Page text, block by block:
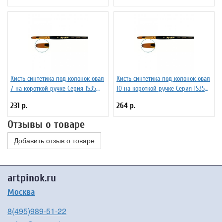
Кисть синтетика под колонок овал
7 на короткой ручке Серия 1S35
231 р.
Кисть синтетика под колонок овал
10 на короткой ручке Серия 1S35
264 р.
Отзывы о товаре
Добавить отзыв о товаре
artpinok.ru
Москва
8(495)989-51-22